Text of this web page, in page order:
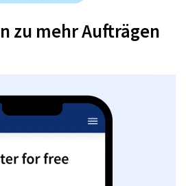
zu mehr Aufträgen